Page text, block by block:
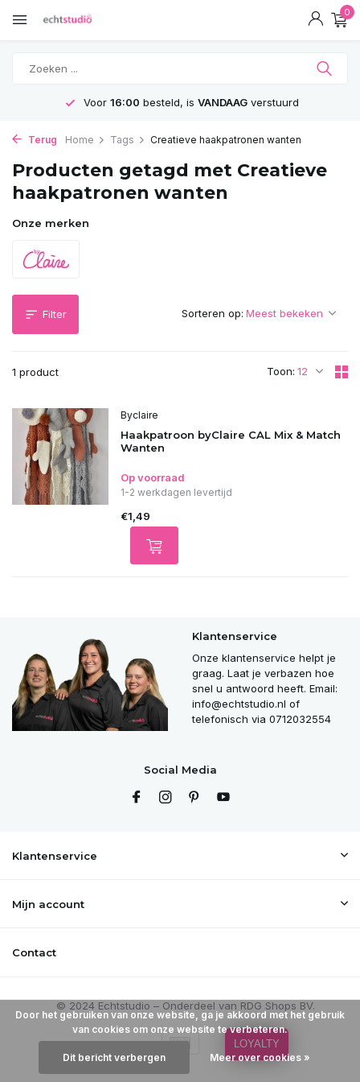
0
Voor 16:00 besteld, is VANDAAGverstuurd
Terug Home Tags Creatieve haakpatronen wanten
Producten getagd met Creatieve
haakpatronen wanten
Onze merken
Filter
1 product Toon:
Sorteren op:
Byclaire
Haakpatroon byClaire CAL Mix & Match
Wanten
Op voorraad
1-2 werkdagen levertijd
€1,49
Klantenservice
Onze klantenservice helpt je
graag. Laat je verbazen hoe
snel u antwoord heeft. Email:
info@echtstudio.nl of
telefonisch via 0712032554
Social Media
Klantenservice
Mijn account
Contact
Door het gebruiken van onze website, ga je akkoord met het gebruik
van cookies om onze website te verbeteren.
Dit bericht verbergen Meer over cookies »
LOYALTY